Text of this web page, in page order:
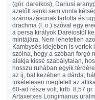
(gör. dareikos), Dariusi
azelőtt senki sem vonta
származásunak tartotta és
drachma (l. o.) szóval egy
a persa királyok Dareiostól
mintájára. Nem lehetetlen
Kambysés idejében is
szólna, hogy a szóban forgó
alakja kissé szabálytalan,
hosszu ruhában egyik
az ij, bal kezében a dárda;
tökéletesen megfelelt az
60-ad része volt, krlb. 8,57
Artaxerxes Longimanus